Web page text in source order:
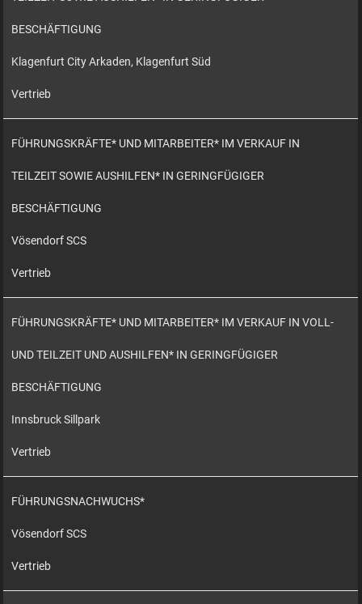
BESCHÄFTIGUNG
Klagenfurt City Arkaden, Klagenfurt Süd
Vertrieb
FÜHRUNGSKRÄFTE* UND MITARBEITER* IM VERKAUF IN
TEILZEIT SOWIE AUSHILFEN* IN GERINGFÜGIGER
BESCHÄFTIGUNG
Vösendorf SCS
Vertrieb
FÜHRUNGSKRÄFTE* UND MITARBEITER* IM VERKAUF IN VOLL-
UND TEILZEIT UND AUSHILFEN* IN GERINGFÜGIGER
BESCHÄFTIGUNG
Innsbruck Sillpark
Vertrieb
FÜHRUNGSNACHWUCHS*
Vösendorf SCS
Vertrieb